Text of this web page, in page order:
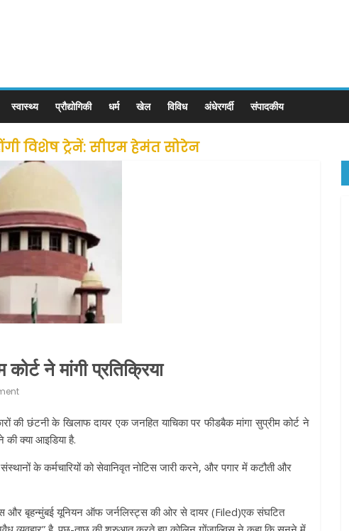
स्वास्थ्य प्रौद्योगिकी धर्म खेल विविध अंधेरगर्दी संपादकीय
विशेष ट्रेनें: सीएम हेमंत सोरेन
की जल्द होगी घर वापसी
के बाद लोगो ने कराया पंजीयन: राजस्थान सरकार
जोन में खोलने की मिली इजाजत: गृह मंत्रालय
गृह मंत्रालय
ने मांगी प्रतिक्रिया
की छंटनी के खिलाफ दायर एक जनहित याचिका पर फीडबैक मांगा सुप्रीम कोर्ट ने
क्या आइडिया है.
के कर्मचारियों को सेवानिवृत नोटिस जारी करने, और पगार में कटौती और
बृहन्मुंबई यूनियन ऑफ जर्नलिस्ट्स की ओर से दायर (Filed)एक संघटित